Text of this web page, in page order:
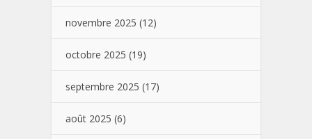
novembre 2025 (12)
octobre 2025 (19)
septembre 2025 (17)
août 2025 (6)